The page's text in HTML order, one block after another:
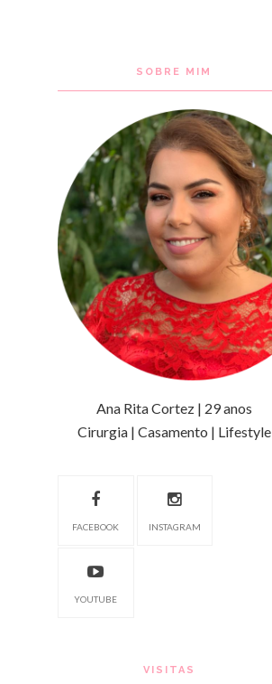
SOBRE MIM
Ana Rita Cortez | 29 anos
Cirurgia | Casamento | Lifestyle
FACEBOOK INSTAGRAM
YOUTUBE
VISITAS